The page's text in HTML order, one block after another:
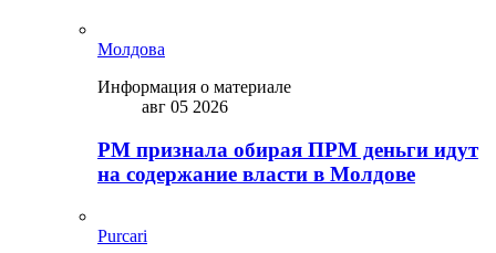
Молдова
Информация о материале
авг 05 2026
PM признала обирая ПРМ деньги идут
на содержание власти в Молдове
Purcari